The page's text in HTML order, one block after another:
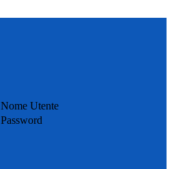
Nome Utente
Password